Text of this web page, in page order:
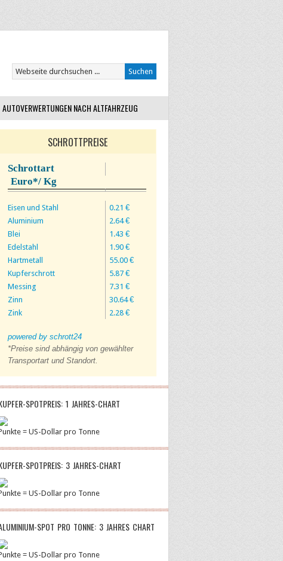
AUTOVERWERTUNGEN NACH ALTFAHRZEUG
SCHROTTPREISE
Schrottart
Euro*/ Kg
Eisen und Stahl
0.21 €
Aluminium
2.64 €
Blei
1.43 €
Edelstahl
1.90 €
Hartmetall
55.00 €
Kupferschrott
5.87 €
Messing
7.31 €
Zinn
30.64 €
Zink
2.28 €
powered by schrott24
*Preise sind abhängig von gewählter
Transportart und Standort.
SPOTPREIS: 1 JAHRES-CHART
= US-Dollar pro Tonne
SPOTPREIS: 3 JAHRES-CHART
= US-Dollar pro Tonne
SPOT PRO TONNE: 3 JAHRES CHART
= US-Dollar pro Tonne